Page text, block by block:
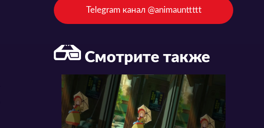
Telegram канал @animaunttttt
Смотрите также